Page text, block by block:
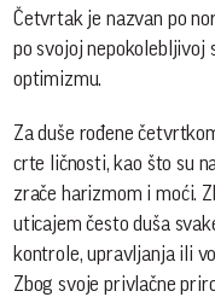
Četvrtak je nazvan po
po svojoj nepokolebljivoj
optimizmu.
Za duše rođene
crte ličnosti, kao što su
zrače harizmom i moći.
uticajem često duša
kontrole, upravljanja ili
Zbog svoje privlačne